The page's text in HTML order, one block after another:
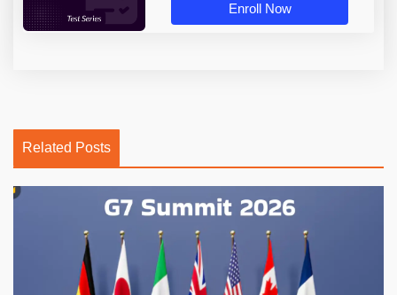
Enroll Now
Related Posts